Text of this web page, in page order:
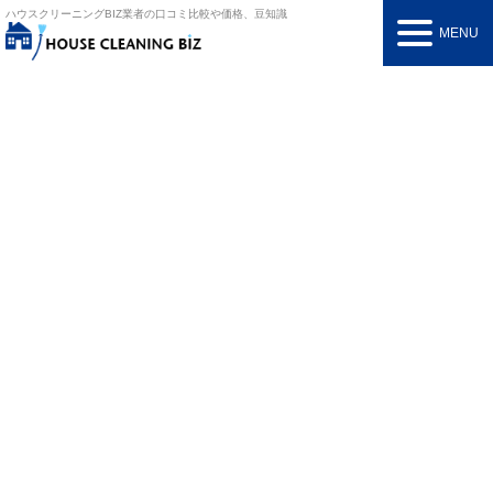
ハウスクリーニングBIZ業者の口コミ比較や価格、豆知識
MENU